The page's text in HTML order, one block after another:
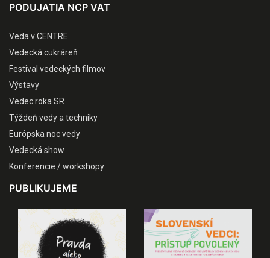
PODUJATIA NCP VAT
Veda v CENTRE
Vedecká cukráreň
Festival vedeckých filmov
Výstavy
Vedec roka SR
Týždeň vedy a techniky
Európska noc vedy
Vedecká show
Konferencie / workshopy
PUBLIKUJEME